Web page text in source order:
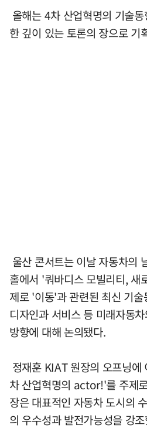
올해는 4차 산업혁명의 기술
한 깊이 있는 토론의 장으로 기
울산 콘서트는 이날 자동차의
홀에서 '쿼바디스 모빌리티, 새
제로 '이동'과 관련된 최신 기
디자인과 서비스 등 미래자동
방향에 대해 논의됐다.
정재훈 KIAT 원장의 오프닝
차 산업혁명의 actor!'를 주제
장은 대표적인 자동차 도시의
의 우수성과 발전가능성을 강